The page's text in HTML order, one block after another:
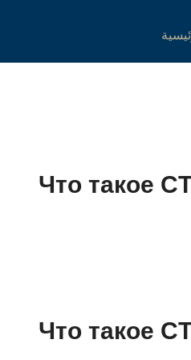
Что такое
Что такое